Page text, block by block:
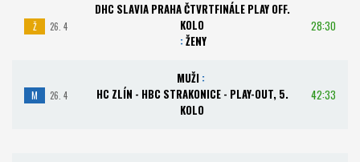
Ž 26. 4
DHC SLAVIA PRAHA ČTVRTFINÁLE PLAY OFF.
KOLO
: ŽENY
28:30
M 26. 4
MUŽI :
HC ZLÍN - HBC STRAKONICE - PLAY-OUT, 5.
KOLO
42:33